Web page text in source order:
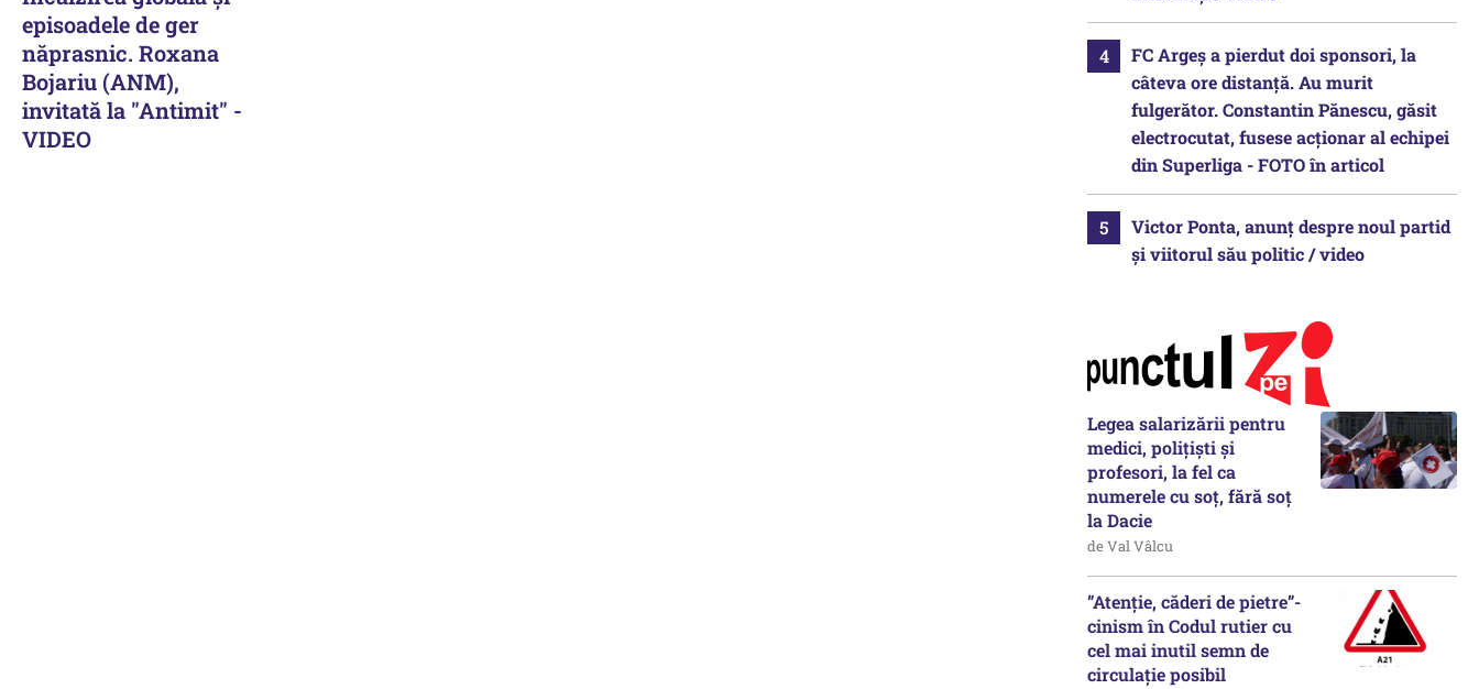
episoadele de ger
năprasnic. Roxana
Bojariu (ANM),
invitată la "Antimit" -
VIDEO
FC Argeș a pierdut doi sponsori, la
câteva ore distanță. Au murit
fulgerător. Constantin Pănescu, găsit
electrocutat, fusese acționar al echipei
din Superliga - FOTO în articol
Victor Ponta, anunț despre noul partid
și viitorul său politic / video
Legea salarizării pentru
medici, polițiști și
profesori, la fel ca
numerele cu soț, fără soț
la Dacie
de Val Vâlcu
”Atenție, căderi de pietre”-
cinism în Codul rutier cu
cel mai inutil semn de
circulație posibil